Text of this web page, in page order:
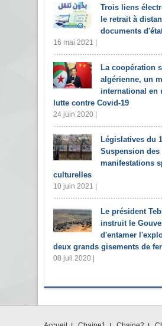
Trois liens
le retrait à
documents
16 mai 2021 |
La coopération
algérienne, un
international en
lutte contre Covid-19
24 juin 2020 |
Législatives du
Suspension des
manifestations
culturelles
10 juin 2021 |
Le président
instruit le
d'entamer
deux grands gisements de
08 juil 2020 |